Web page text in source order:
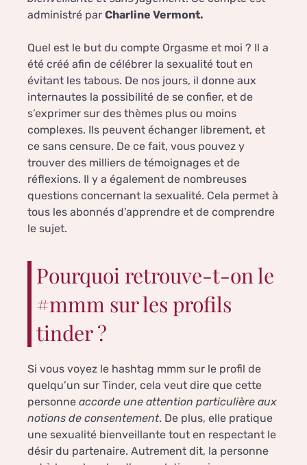
administré par Charline Vermont.
Quel est le but du compte Orgasme et moi ? Il a
été créé afin de célébrer la sexualité tout en
évitant les tabous. De nos jours, il donne aux
internautes la possibilité de se confier, et de
s’exprimer sur des thèmes plus ou moins
complexes. Ils peuvent échanger librement, et
ce sans censure. De ce fait, vous pouvez y
trouver des milliers de témoignages et de
réflexions. Il y a également de nombreuses
questions concernant la sexualité. Cela permet à
tous les abonnés d’apprendre et de comprendre
le sujet.
Pourquoi retrouve-t-on le
#mmm sur les profils
tinder ?
Si vous voyez le hashtag mmm sur le profil de
quelqu’un sur Tinder, cela veut dire que cette
personne accorde une attention particulière aux
notions de consentement. De plus, elle pratique
une sexualité bienveillante tout en respectant le
désir du partenaire. Autrement dit, la personne